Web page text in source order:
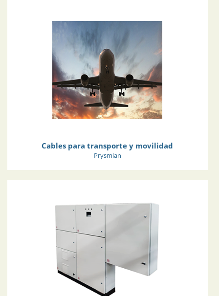
Cables para transporte y movilidad
Prysmian